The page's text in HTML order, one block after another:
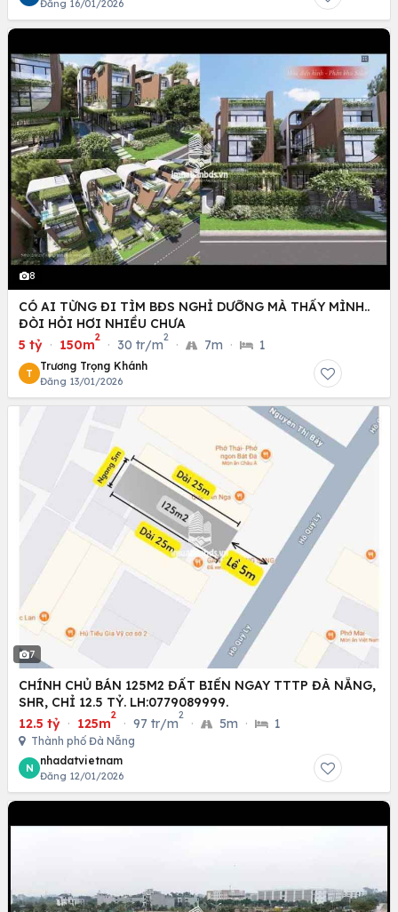
Đăng 16/01/2026
8
CÓ AI TỪNG ĐI TÌM BĐS NGHỈ DƯỠNG MÀ THẤY MÌNH..
ĐÒI HỎI HƠI NHIỀU CHƯA
5 tỷ · 150m
2
· 30 tr/m
2
· 7m · 1
T
Trương Trọng Khánh
Đăng 13/01/2026
7
CHÍNH CHỦ BÁN 125M2 ĐẤT BIỂN NGAY TTTP ĐÀ NẴNG,
SHR, CHỈ 12.5 TỶ. LH:0779089999.
12.5 tỷ · 125m
2
· 97 tr/m
2
· 5m · 1
Thành phố Đà Nẵng
N
nhadatvietnam
Đăng 12/01/2026